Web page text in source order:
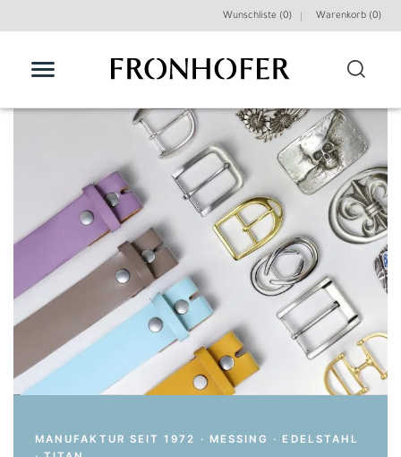
Wunschliste (0) Warenkorb (0)
MANUFAKTUR SEIT 1972 · MESSING · EDELSTAHL
Farbraum
Gürtelschnallenfarbe